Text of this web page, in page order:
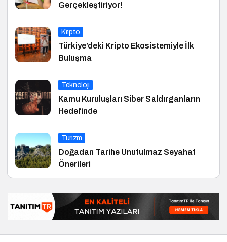
Gerçekleştiriyor!
Kripto
Türkiye’deki Kripto Ekosistemiyle İlk
Buluşma
Teknoloji
Kamu Kuruluşları Siber Saldırganların
Hedefinde
Turizm
Doğadan Tarihe Unutulmaz Seyahat
Önerileri